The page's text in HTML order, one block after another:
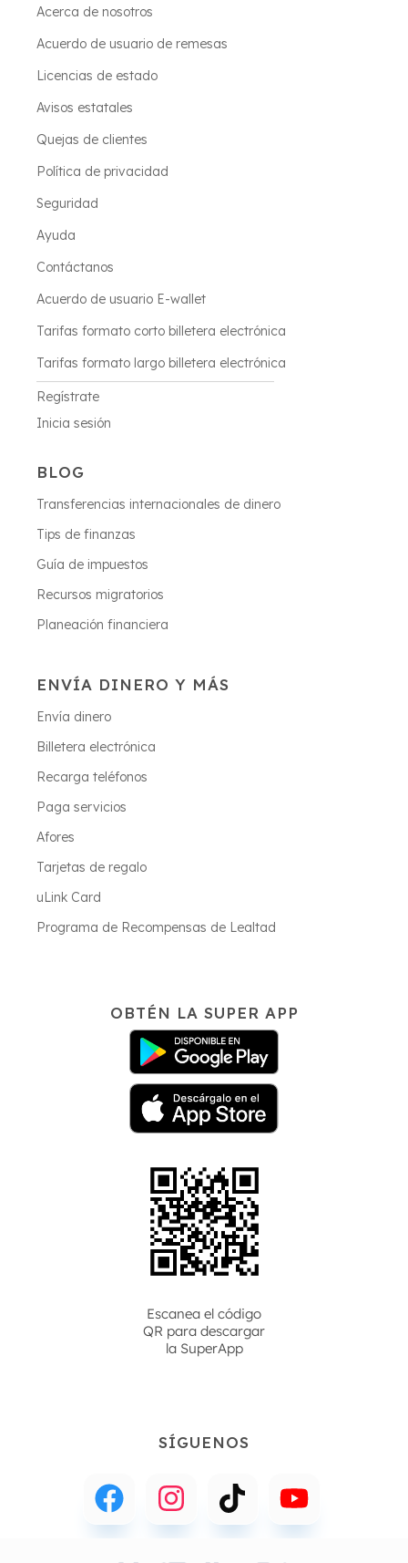
Acerca de nosotros
Acuerdo de usuario de remesas
Licencias de estado
Avisos estatales
Quejas de clientes
Política de privacidad
Seguridad
Ayuda
Contáctanos
Acuerdo de usuario E-wallet
Tarifas formato corto billetera electrónica
Tarifas formato largo billetera electrónica
Regístrate
Inicia sesión
BLOG
Transferencias internacionales de dinero
Tips de finanzas
Guía de impuestos
Recursos migratorios
Planeación financiera
ENVÍA DINERO Y MÁS
Envía dinero
Billetera electrónica
Recarga teléfonos
Paga servicios
Afores
Tarjetas de regalo
uLink Card
Programa de Recompensas de Lealtad
OBTÉN LA SUPER APP
Escanea el código
QR para descargar
la SuperApp
SÍGUENOS